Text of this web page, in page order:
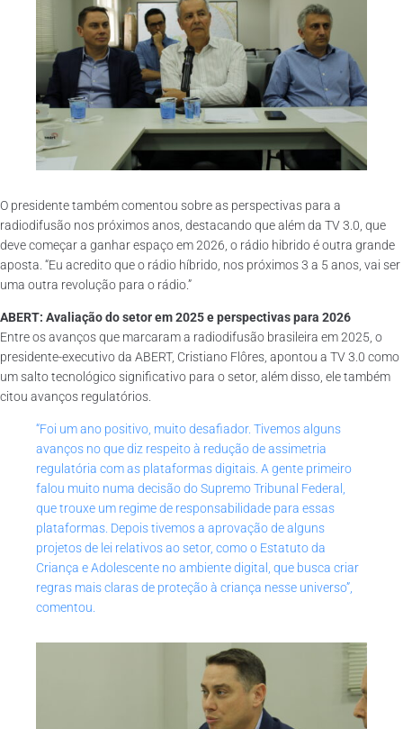
O presidente também comentou sobre as perspectivas para a
radiodifusão nos próximos anos, destacando que além da TV 3.0, que
deve começar a ganhar espaço em 2026, o rádio hibrido é outra grande
aposta. “Eu acredito que o rádio híbrido, nos próximos 3 a 5 anos, vai ser
uma outra revolução para o rádio.”
ABERT: Avaliação do setor em 2025 e perspectivas para 2026
Entre os avanços que marcaram a radiodifusão brasileira em 2025, o
presidente-executivo da ABERT, Cristiano Flôres, apontou a TV 3.0 como
um salto tecnológico significativo para o setor, além disso, ele também
citou avanços regulatórios.
“Foi um ano positivo, muito desafiador. Tivemos alguns
avanços no que diz respeito à redução de assimetria
regulatória com as plataformas digitais. A gente primeiro
falou muito numa decisão do Supremo Tribunal Federal,
que trouxe um regime de responsabilidade para essas
plataformas. Depois tivemos a aprovação de alguns
projetos de lei relativos ao setor, como o Estatuto da
Criança e Adolescente no ambiente digital, que busca criar
regras mais claras de proteção à criança nesse universo”,
comentou.